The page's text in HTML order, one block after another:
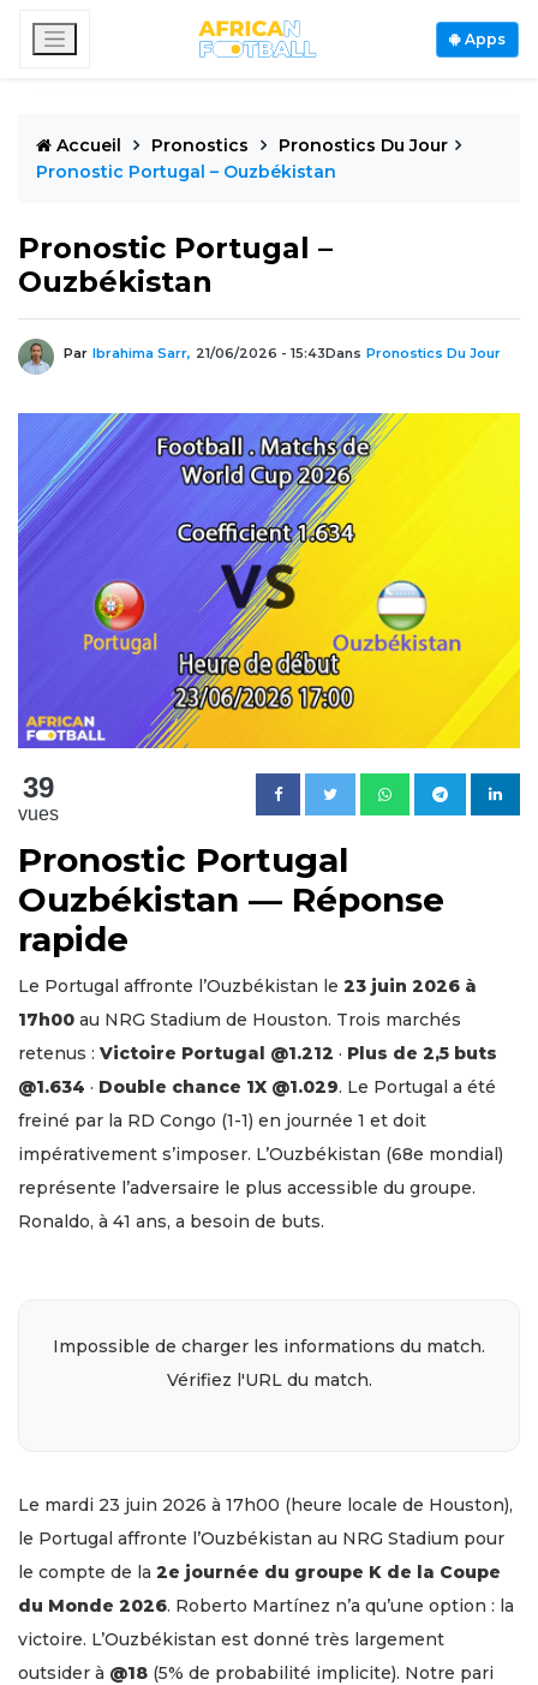
Apps
Accueil Pronostics
Pronostics Du Jour
Pronostic Portugal – Ouzbékistan
Pronostic Portugal –
Ouzbékistan
Par Ibrahima Sarr, 21/06/2026 - 15:43Dans Pronostics Du Jour
39
vues
Pronostic Portugal
Ouzbékistan — Réponse
rapide
Le Portugal affronte l’Ouzbékistan le 23 juin 2026 à
17h00 au NRG Stadium de Houston. Trois marchés
retenus : Victoire Portugal @1.212 · Plus de 2,5 buts
@1.634 · Double chance 1X @1.029. Le Portugal a été
freiné par la RD Congo (1-1) en journée 1 et doit
impérativement s’imposer. L’Ouzbékistan (68e mondial)
représente l’adversaire le plus accessible du groupe.
Ronaldo, à 41 ans, a besoin de buts.
Impossible de charger les informations du match.
Vérifiez l'URL du match.
Le mardi 23 juin 2026 à 17h00 (heure locale de Houston),
le Portugal affronte l’Ouzbékistan au NRG Stadium pour
le compte de la 2e journée du groupe K de la Coupe
du Monde 2026. Roberto Martínez n’a qu’une option : la
victoire. L’Ouzbékistan est donné très largement
outsider à @18 (5% de probabilité implicite). Notre pari